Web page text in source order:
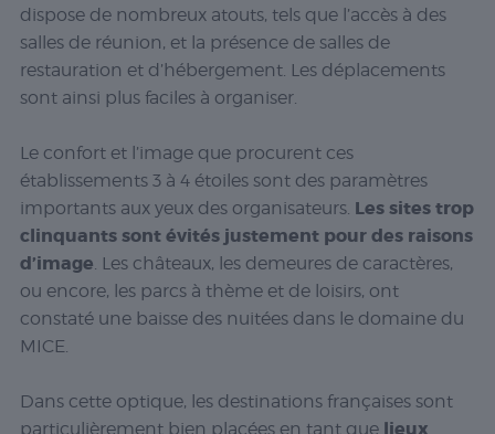
dispose de nombreux atouts, tels que l’accès à des
salles de réunion, et la présence de salles de
restauration et d’hébergement. Les déplacements
sont ainsi plus faciles à organiser.
Le confort et l’image que procurent ces
établissements 3 à 4 étoiles sont des paramètres
importants aux yeux des organisateurs. Les sites trop
clinquants sont évités justement pour des raisons
d’image. Les châteaux, les demeures de caractères,
ou encore, les parcs à thème et de loisirs, ont
constaté une baisse des nuitées dans le domaine du
MICE.
Dans cette optique, les destinations françaises sont
particulièrement bien placées en tant que lieux